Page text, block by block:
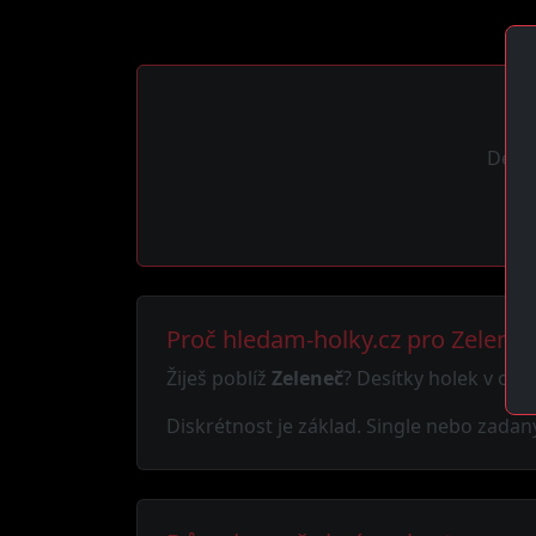
Proč hledam-holky.cz pro Zeleneč?
Žiješ poblíž Zeleneč? Desítky holek v
Diskrétnost je základ. Single nebo